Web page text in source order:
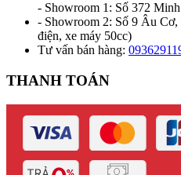
- Showroom 1: Số 372
- Showroom 2: Số 9 Âu
điện, xe máy 50cc)
Tư vấn bán hàng:
THANH TOÁN